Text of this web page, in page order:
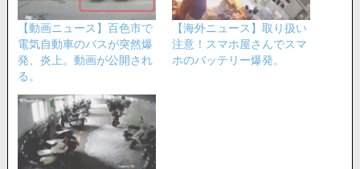
【動画ニュース】百色市で
電気自動車のバスが突然爆
発、炎上。動画が公開され
る。
【海外ニュース】取り扱い
注意！スマホ屋さんでスマ
ホのバッテリー爆発。